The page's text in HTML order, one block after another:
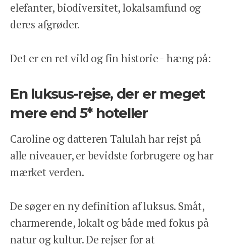
elefanter, biodiversitet, lokalsamfund og
deres afgrøder.
Det er en ret vild og fin historie - hæng på:
En luksus-rejse, der er meget
mere end 5* hoteller
Caroline og datteren Talulah har rejst på
alle niveauer, er bevidste forbrugere og har
mærket verden.
De søger en ny definition af luksus. Småt,
charmerende, lokalt og både med fokus på
natur og kultur. De rejser for at
DESTINATIONER
ENGLISH
REJSEFORSIKRING
PRIVATLIVSPOLITIK
Facebook Instagram